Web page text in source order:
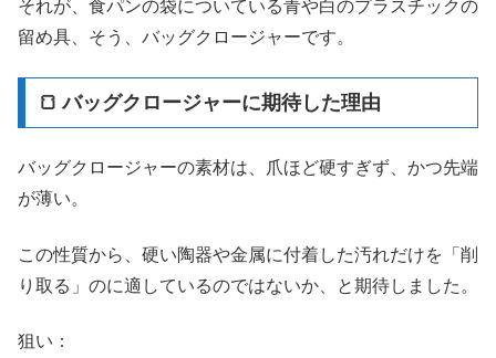
それが、食パンの袋についている青や白のプラスチックの
留め具、そう、バッグクロージャーです。
🍞 バッグクロージャーに期待した理由
バッグクロージャーの素材は、爪ほど硬すぎず、かつ先端
が薄い。
この性質から、硬い陶器や金属に付着した汚れだけを「削
り取る」のに適しているのではないか、と期待しました。
狙い：